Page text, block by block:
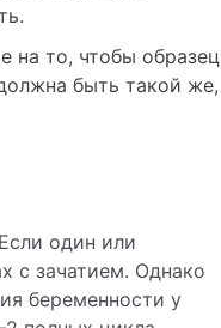
на то, чтобы образец
быть такой же,
один или
с зачатием. Однако
беременности у